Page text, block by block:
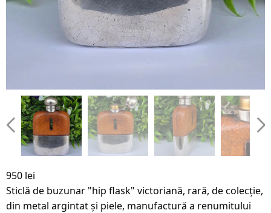
950 lei
Sticlă de buzunar "hip flask" victoriană, rară, de colecție,
din metal argintat și piele, manufactură a renumitului